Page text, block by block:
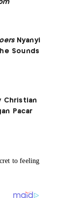
Nyanyi
Sounds
Christian
Pacar